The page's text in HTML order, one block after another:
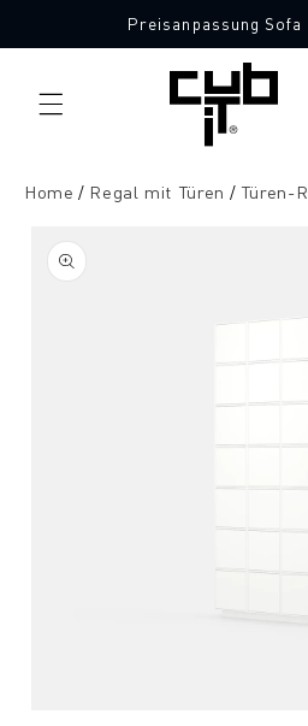
Inhalt
Preisanpassung Sofa
Home Regal mit Türen Türen-